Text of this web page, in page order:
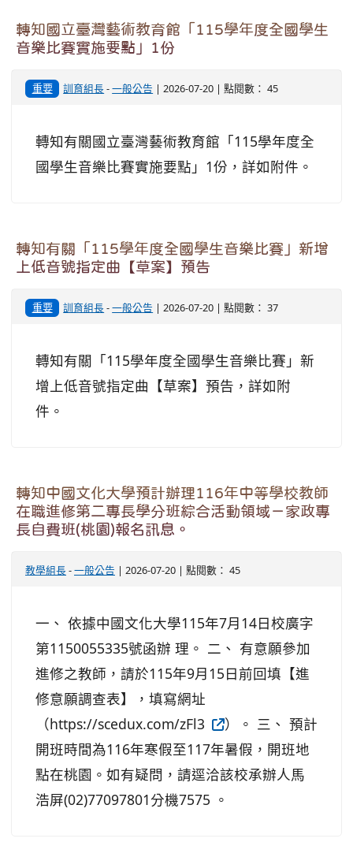
轉知國立臺灣藝術教育館「115學年度全國學生
音樂比賽實施要點」1份
重要 訓育組長-一般公告 | 2026-07-20 | 點閱數： 45
轉知有關國立臺灣藝術教育館「115學年度全
國學生音樂比賽實施要點」1份，詳如附件。
轉知有關「115學年度全國學生音樂比賽」新增
上低音號指定曲【草案】預告
重要 訓育組長-一般公告 | 2026-07-20 | 點閱數： 37
轉知有關「115學年度全國學生音樂比賽」新
增上低音號指定曲【草案】預告，詳如附
件。
轉知中國文化大學預計辦理116年中等學校教師
在職進修第二專長學分班綜合活動領域－家政專
長自費班(桃園)報名訊息。
教學組長-一般公告 | 2026-07-20 | 點閱數： 45
一、 依據中國文化大學115年7月14日校廣字
第1150055335號函辦 理。 二、 有意願參加
進修之教師，請於115年9月15日前回填【進
修意願調查表】，填寫網址
（https://scedux.com/zFl3
）。 三、 預計
開班時間為116年寒假至117年暑假，開班地
點在桃園。如有疑問，請逕洽該校承辦人馬
浩屏(02)77097801分機7575 。